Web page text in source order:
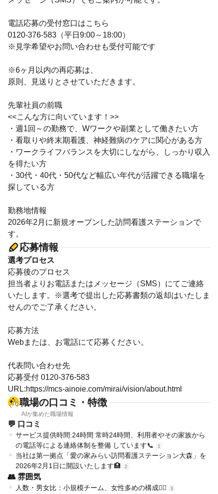
電話応募の受付窓口はこちら
0120-376-583（平日9:00～18:00）
※見学希望やお問い合わせも受付可能です
※6ヶ月以内の再応募は、
原則、見送りとさせていただきます。
先輩社員の前職
<<こんな方に向いています！>>
・週1回～の勤務で、Wワークや副業として働きたい方
・看取りや終末期看護、神経難病のケアに関心がある方
・ワークライフバランスを大切にしながら、しっかり収入
を得たい方
・30代・40代・50代など幅広い年代が活躍できる職場を
探している方
勤務地情報
2026年2月に新規オープンした訪問看護ステーションで
す。
応募情報
選考プロセス
応募後のプロセス
担当者よりお電話またはメッセージ（SMS）にてご連絡
いたします。※選考で提出した応募書類の返却はいたしま
せんのでご了承ください。
応募方法
Webまたは、お電話にて応募ください。
代表問い合わせ先
応募受付 0120-376-583
URL:https://mcs-ainoie.com/mirai/vision/about.html
職場の口コミ・特徴
AIが集めた職場情報
💬 口コミ
サービス提供時間:24時間 常時24時間、利用者やその家族から
の電話等による連絡体制を整備 しています📞
1
当社は第一拠点「愛の家みらい訪問看護ステーション大森」を
2026年2月1日に開設いたします🏥
2
👥 雰囲気
人数・男女比：小規模チーム、女性多めの構成👩‍⚕️ 3